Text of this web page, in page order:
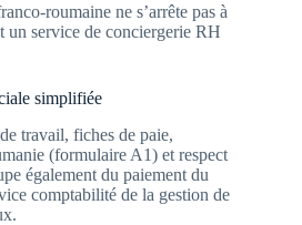
roumaine ne s’arrête pas à
un service de conciergerie RH
simplifiée
travail, fiches de paie,
(formulaire A1) et respect
également du paiement du
comptabilité de la gestion de